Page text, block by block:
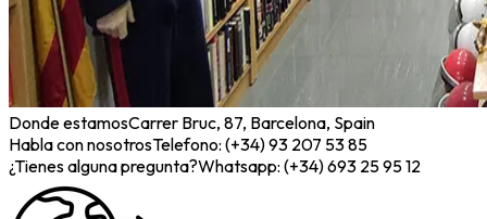
Donde estamosCarrer Bruc, 87, Barcelona, Spain
Habla con nosotrosTelefono: (+34) 93 207 53 85
¿Tienes alguna pregunta?Whatsapp: (+34) 693 25 95 12